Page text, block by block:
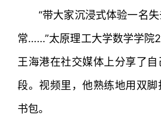
“带大家沉浸式体验一名
常……”太原理工大学数学学院
王海港在社交媒体上分享了
段。视频里，他熟练地用双
书包。